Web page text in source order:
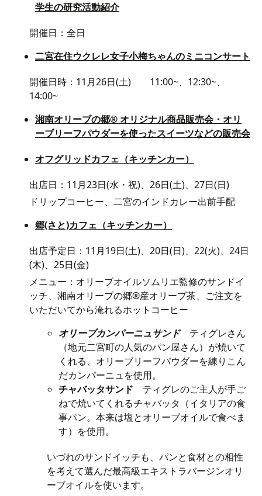
学生の研究活動紹介
開催日：全日
二宮在住ウクレレ女子小梅ちゃんのミニコンサート
開催日時：11月26日(土) 11:00~、12:30~、
14:00~
湘南オリーブの郷® オリジナル商品販売会・オリ
ーブリーフパウダーを使ったスイーツなどの販売会
オフグリッドカフェ（キッチンカー）
出店日：11月23日(水・祝)、26日(土)、27日(日)
ドリップコーヒー、二宮のインドカレー出前手配
郷(さと)カフェ（キッチンカー）
出店予定日：11月19日(土)、20日(日)、22(火)、24日
(木)、25日(金)
メニュー：オリーブオイルソムリエ監修のサンドイ
ッチ、湘南オリーブの郷®産オリーブ茶、ご注文を
いただいてから淹れるホットコーヒー
オリーブカンパーニュサンドティグレさん
（地元二宮町の人気のパン屋さん）が焼いて
くれる、オリーブリーフパウダーを練りこん
だカンパーニュを使用。
チャバッタサンド ティグレのご主人が手ご
ねで焼いてくれるチャバッタ（イタリアの食
事パン。本来は塩とオリーブオイルで食べま
す）を使用。
いづれのサンドイッチも、パンと食材との相性
を考えて選んだ最高級エキストラバージンオリ
ーブオイルを使います。